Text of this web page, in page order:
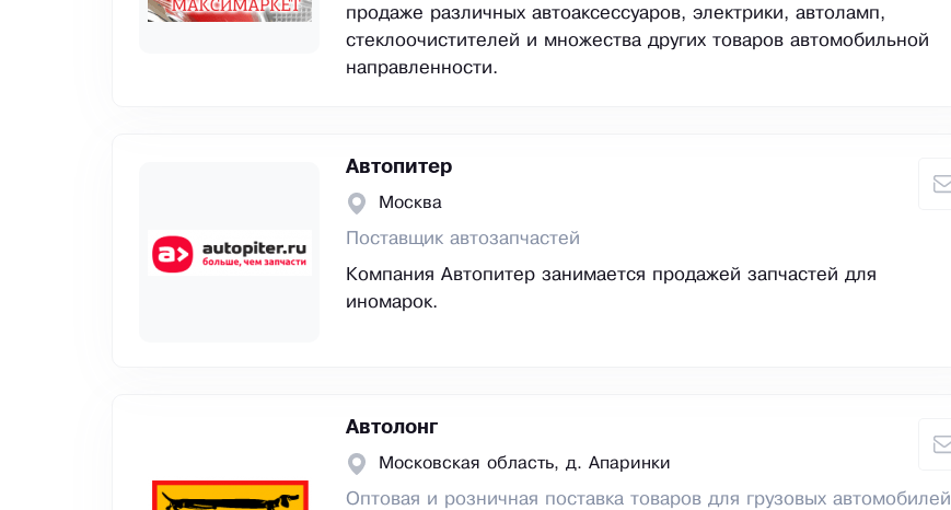
продаже различных автоаксессуаров, электрики, автоламп,
стеклоочистителей и множества других товаров автомобильной
направленности.
Автопитер
Москва
Поставщик автозапчастей
Компания Автопитер занимается продажей запчастей для
иномарок.
Автолонг
Московская область, д. Апаринки
Оптовая и розничная поставка товаров для грузовых автомобилей